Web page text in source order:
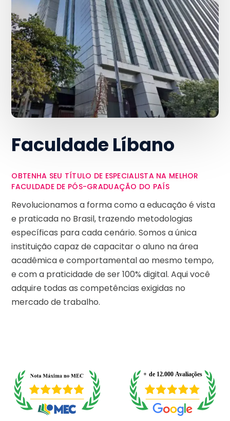
Faculdade Líbano
OBTENHA SEU TÍTULO DE ESPECIALISTA NA MELHOR
FACULDADE DE PÓS-GRADUAÇÃO DO PAÍS
Revolucionamos a forma como a educação é vista
e praticada no Brasil, trazendo metodologias
específicas para cada cenário. Somos a única
instituição capaz de capacitar o aluno na área
acadêmica e comportamental ao mesmo tempo,
e com a praticidade de ser 100% digital. Aqui você
adquire todas as competências exigidas no
mercado de trabalho.